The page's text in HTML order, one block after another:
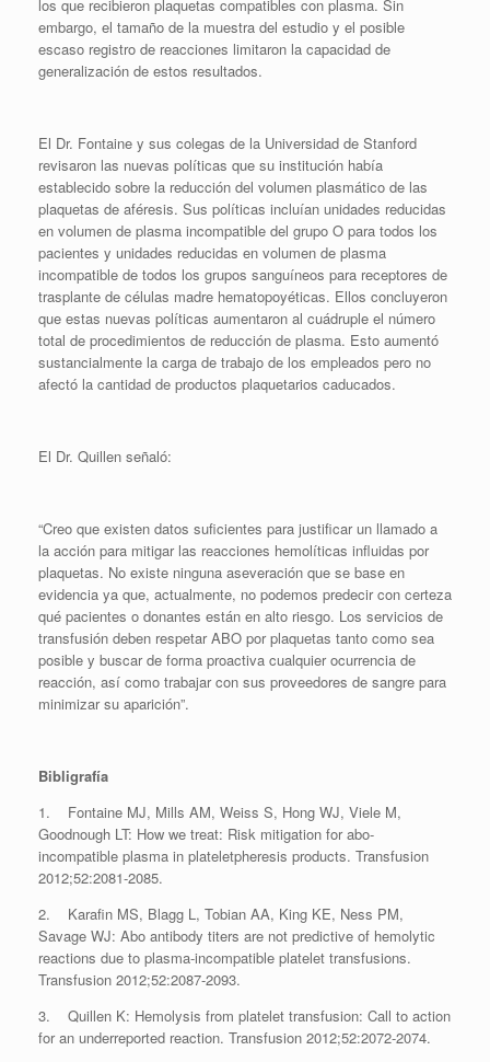
los que recibieron plaquetas compatibles con plasma. Sin
embargo, el tamaño de la muestra del estudio y el posible
escaso registro de reacciones limitaron la capacidad de
generalización de estos resultados.
El Dr. Fontaine y sus colegas de la Universidad de Stanford
revisaron las nuevas políticas que su institución había
establecido sobre la reducción del volumen plasmático de las
plaquetas de aféresis. Sus políticas incluían unidades reducidas
en volumen de plasma incompatible del grupo O para todos los
pacientes y unidades reducidas en volumen de plasma
incompatible de todos los grupos sanguíneos para receptores de
trasplante de células madre hematopoyéticas. Ellos concluyeron
que estas nuevas políticas aumentaron al cuádruple el número
total de procedimientos de reducción de plasma. Esto aumentó
sustancialmente la carga de trabajo de los empleados pero no
afectó la cantidad de productos plaquetarios caducados.
El Dr. Quillen señaló:
“Creo que existen datos suficientes para justificar un llamado a
la acción para mitigar las reacciones hemolíticas influidas por
plaquetas. No existe ninguna aseveración que se base en
evidencia ya que, actualmente, no podemos predecir con certeza
qué pacientes o donantes están en alto riesgo. Los servicios de
transfusión deben respetar ABO por plaquetas tanto como sea
posible y buscar de forma proactiva cualquier ocurrencia de
reacción, así como trabajar con sus proveedores de sangre para
minimizar su aparición”.
Bibligrafía
1. Fontaine MJ, Mills AM, Weiss S, Hong WJ, Viele M,
Goodnough LT: How we treat: Risk mitigation for abo-
incompatible plasma in plateletpheresis products. Transfusion
2012;52:2081-2085.
2. Karafin MS, Blagg L, Tobian AA, King KE, Ness PM,
Savage WJ: Abo antibody titers are not predictive of hemolytic
reactions due to plasma-incompatible platelet transfusions.
Transfusion 2012;52:2087-2093.
3. Quillen K: Hemolysis from platelet transfusion: Call to action
for an underreported reaction. Transfusion 2012;52:2072-2074.